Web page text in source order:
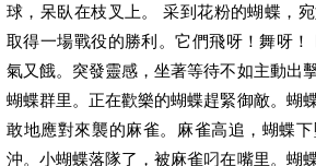
球，呆臥在枝叉上。 采到花粉的蝴蝶，
取得一場戰役的勝利。它們飛呀！舞呀！
氣又餓。突發靈感，坐著等待不如主動出
蝴蝶群里。正在歡樂的蝴蝶趕緊御敵。蝴
敢地應對來襲的麻雀。麻雀高追，蝴蝶
沖。小蝴蝶落隊了，被麻雀叼在嘴里。蝴